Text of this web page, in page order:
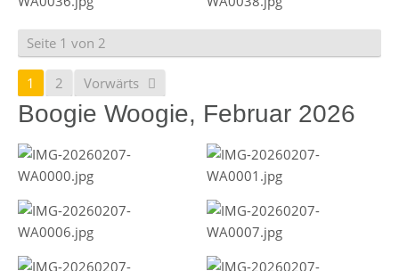
Seite 1 von 2
1 2 Vorwärts
Boogie Woogie, Februar 2026